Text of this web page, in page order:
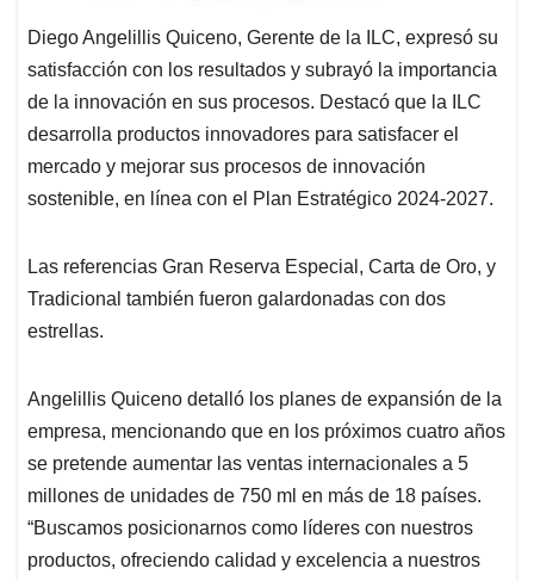
Diego Angelillis Quiceno, Gerente de la ILC, expresó su
satisfacción con los resultados y subrayó la importancia
de la innovación en sus procesos. Destacó que la ILC
desarrolla productos innovadores para satisfacer el
mercado y mejorar sus procesos de innovación
sostenible, en línea con el Plan Estratégico 2024-2027.
Las referencias Gran Reserva Especial, Carta de Oro, y
Tradicional también fueron galardonadas con dos
estrellas.
Angelillis Quiceno detalló los planes de expansión de la
empresa, mencionando que en los próximos cuatro años
se pretende aumentar las ventas internacionales a 5
millones de unidades de 750 ml en más de 18 países.
“Buscamos posicionarnos como líderes con nuestros
productos, ofreciendo calidad y excelencia a nuestros